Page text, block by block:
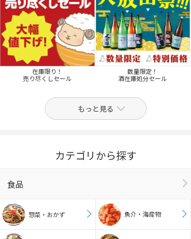
在庫限り！
売り尽くしセール
数量限定！
酒在庫処分セール
もっと見る
カテゴリから探す
食品
惣菜・おかず 魚介・海産物